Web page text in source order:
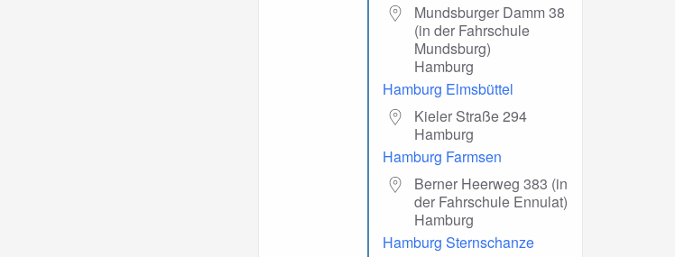
Mundsburger Damm 38
(in der Fahrschule
Mundsburg)
Hamburg
Hamburg Elmsbüttel
Kieler Straße 294
Hamburg
Hamburg Farmsen
Berner Heerweg 383 (in
der Fahrschule Ennulat)
Hamburg
Hamburg Sternschanze